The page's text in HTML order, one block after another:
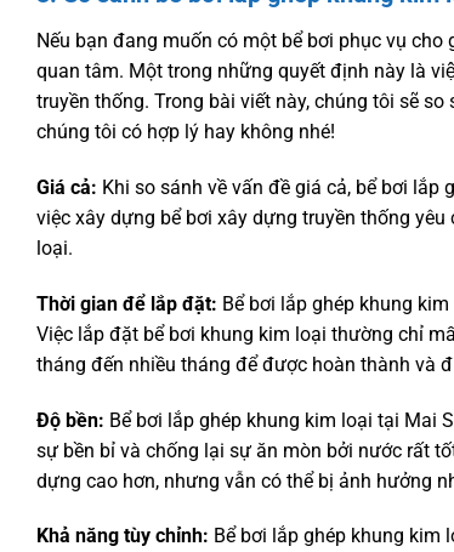
Nếu bạn đang muốn có một bể bơi phục vụ
quan tâm. Một trong những quyết định này là
truyền thống. Trong bài viết này, chúng tôi sẽ
chúng tôi có hợp lý hay không nhé!
Giá cả: Khi so sánh về vấn đề giá cả, bể bơi
việc xây dựng bể bơi xây dựng truyền thống
loại.
Thời gian để lắp đặt: Bể bơi lắp ghép khung
Việc lắp đặt bể bơi khung kim loại thường chỉ
tháng đến nhiều tháng để được hoàn thành và
Độ bền: Bể bơi lắp ghép khung kim loại tại Mai
sự bền bỉ và chống lại sự ăn mòn bởi nước rất
dựng cao hơn, nhưng vẫn có thể bị ảnh hưởng
Khả năng tùy chỉnh: Bể bơi lắp ghép khung kim